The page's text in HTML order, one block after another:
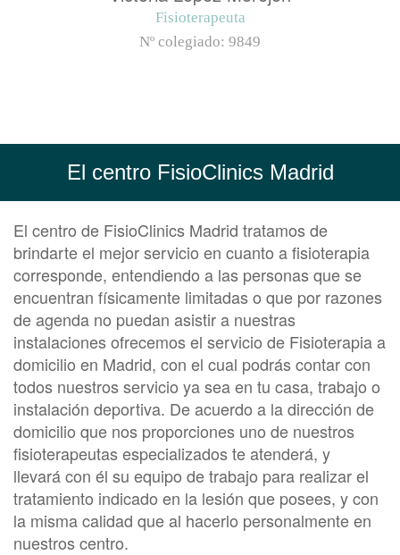
Fisioterapeuta
Nº colegiado: 9849
El centro FisioClinics Madrid
El centro de FisioClinics Madrid tratamos de
brindarte el mejor servicio en cuanto a fisioterapia
corresponde, entendiendo a las personas que se
encuentran físicamente limitadas o que por razones
de agenda no puedan asistir a nuestras
instalaciones ofrecemos el servicio de Fisioterapia a
domicilio en Madrid, con el cual podrás contar con
todos nuestros servicio ya sea en tu casa, trabajo o
instalación deportiva. De acuerdo a la dirección de
domicilio que nos proporciones uno de nuestros
fisioterapeutas especializados te atenderá, y
llevará con él su equipo de trabajo para realizar el
tratamiento indicado en la lesión que posees, y con
la misma calidad que al hacerlo personalmente en
nuestros centro.